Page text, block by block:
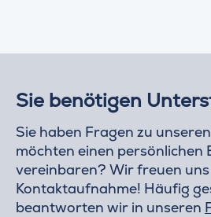
Sie benötigen
Sie haben Fragen zu
möchten einen
vereinbaren? Wir freuen
Kontaktaufnahme! Häufig
beantworten wir in unseren